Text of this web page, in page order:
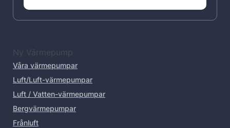
Ny Värmepump
Våra värmepumpar
Luft/Luft-värmepumpar
Luft / Vatten-värmepumpar
Bergvärmepumpar
Frånluft